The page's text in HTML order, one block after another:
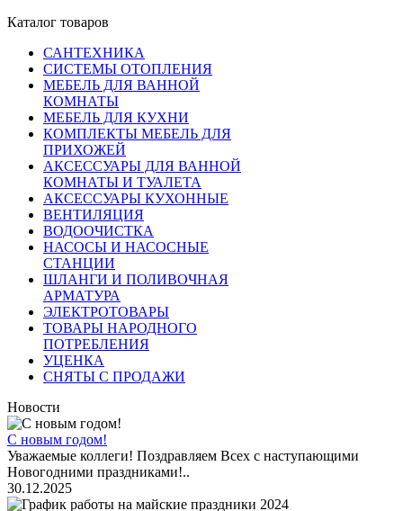
Каталог товаров
САНТЕХНИКА
СИСТЕМЫ ОТОПЛЕНИЯ
МЕБЕЛЬ ДЛЯ ВАННОЙ
КОМНАТЫ
МЕБЕЛЬ ДЛЯ КУХНИ
КОМПЛЕКТЫ МЕБЕЛЬ ДЛЯ
ПРИХОЖЕЙ
АКСЕССУАРЫ ДЛЯ ВАННОЙ
КОМНАТЫ И ТУАЛЕТА
АКСЕССУАРЫ КУХОННЫЕ
ВЕНТИЛЯЦИЯ
ВОДООЧИСТКА
НАСОСЫ И НАСОСНЫЕ
СТАНЦИИ
ШЛАНГИ И ПОЛИВОЧНАЯ
АРМАТУРА
ЭЛЕКТРОТОВАРЫ
ТОВАРЫ НАРОДНОГО
ПОТРЕБЛЕНИЯ
УЦЕНКА
СНЯТЫ С ПРОДАЖИ
Новости
С новым годом!
Уважаемые коллеги! Поздравляем Всех с наступающими
Новогодними праздниками!..
30.12.2025